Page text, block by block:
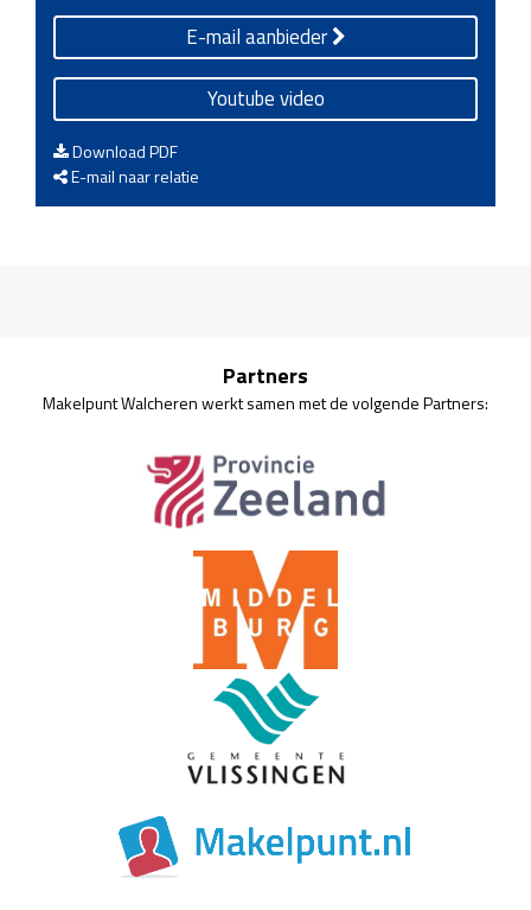
E-mail aanbieder
Youtube video
Download PDF
E-mail naar relatie
Partners
Makelpunt Walcheren werkt samen met de volgende Partners: